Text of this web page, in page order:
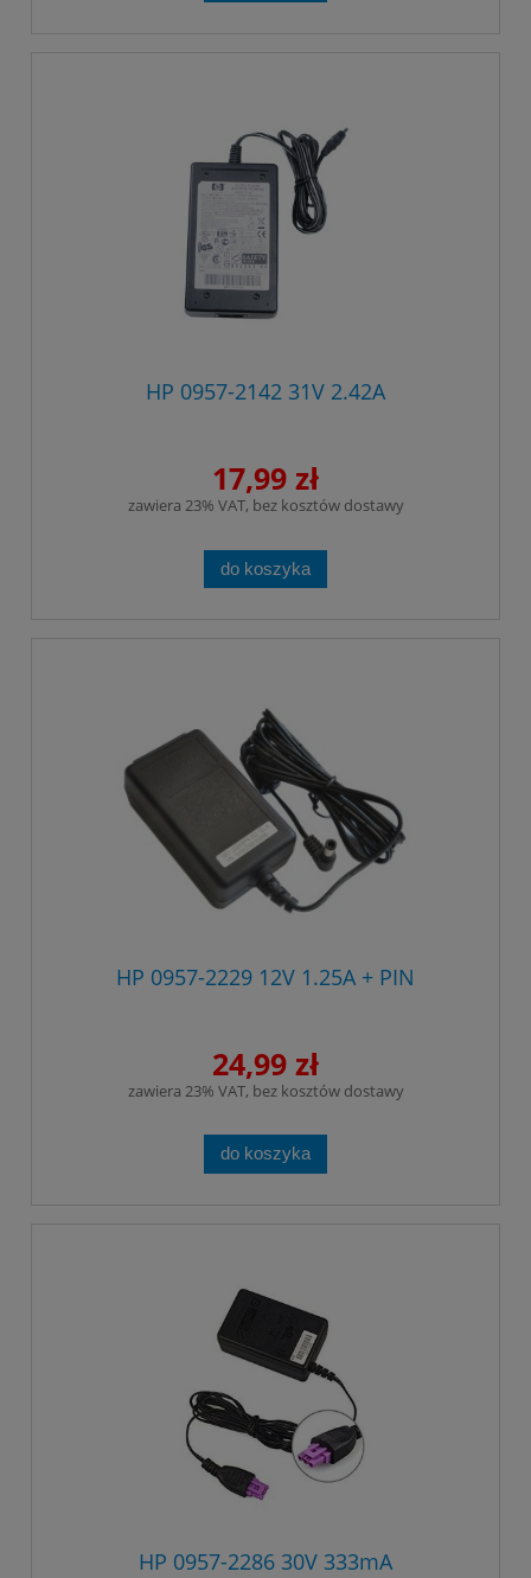
HP 0957-2142 31V 2.42A
17,99 zł
zawiera 23% VAT, bez kosztów dostawy
do koszyka
HP 0957-2229 12V 1.25A + PIN
24,99 zł
zawiera 23% VAT, bez kosztów dostawy
do koszyka
HP 0957-2286 30V 333mA